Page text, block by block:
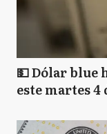
💵 Dólar blue
este martes 4